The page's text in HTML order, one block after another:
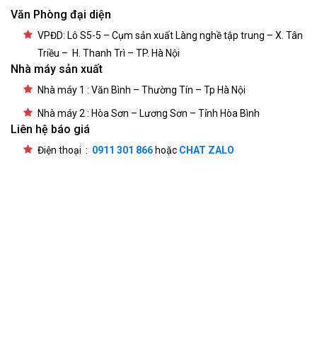
Văn Phòng đại diện
VPĐD: Lô S5-5 – Cụm sản xuất Làng nghề tập trung – X. Tân
Triều – H. Thanh Trì – TP. Hà Nội
Nhà máy sản xuất
Nhà máy 1 : Văn Bình – Thường Tín – Tp Hà Nội
Nhà máy 2 : Hòa Sơn – Lương Sơn – Tỉnh Hòa Bình
Liên hệ báo giá
Điện thoại : 0911 301 866 hoặc CHAT ZALO